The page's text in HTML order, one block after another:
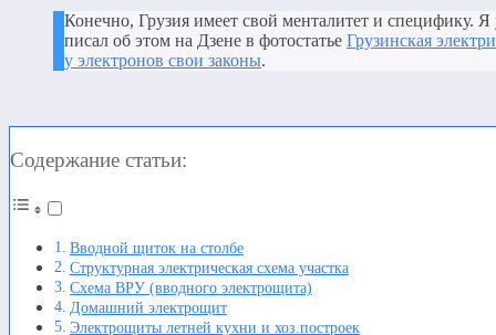
Конечно, Грузия имеет свой менталитет и специфику. Я
писал об этом на Дзене в фотостатье Грузинская
у электронов свои законы.
Содержание статьи:
Вводной щиток на столбе
Структурная электрическая схема участка
Схема ВРУ (вводного электрощита)
Домашний электрощит
Электрощиты летней кухни и хоз.построек